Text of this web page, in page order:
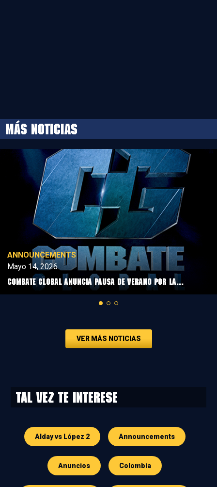
MÁS NOTICIAS
ANNOUNCEMENTS
Mayo 14, 2026
COMBATE GLOBAL ANUNCIA PAUSA DE VERANO POR LA...
VER MÁS NOTICIAS
Tal vez te interese
Alday vs López 2 Announcements
Anuncios Colombia